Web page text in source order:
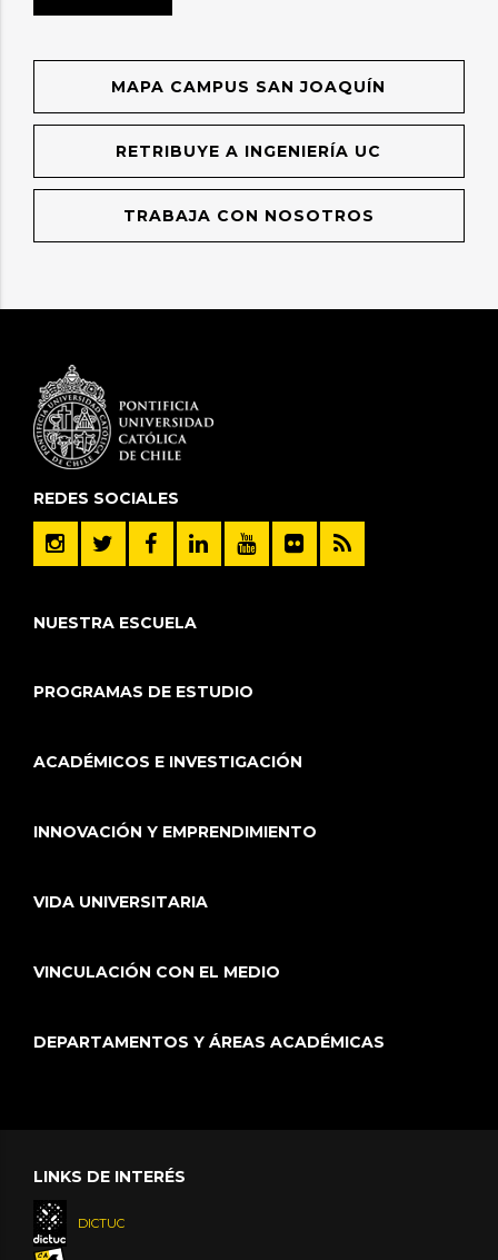
MAPA CAMPUS SAN JOAQUÍN
RETRIBUYE A INGENIERÍA UC
TRABAJA CON NOSOTROS
REDES SOCIALES
NUESTRA ESCUELA
PROGRAMAS DE ESTUDIO
ACADÉMICOS E INVESTIGACIÓN
INNOVACIÓN Y EMPRENDIMIENTO
VIDA UNIVERSITARIA
VINCULACIÓN CON EL MEDIO
DEPARTAMENTOS Y ÁREAS ACADÉMICAS
LINKS DE INTERÉS
DICTUC